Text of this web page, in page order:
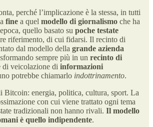
perché l’implicazione è la stessa, in tutti
fine a quel modello di giornalismo che ha
quello basato su poche testate
riferimento, di cui fidarsi. Il recinto di
dal modello della grande azienda
sempre più in un recinto di
di veicolazione di informazioni
potrebbe chiamarlo indottrinamento.
Bitcoin: energia, politica, cultura, sport. La
con cui viene trattato ogni tema
tradizionali non hanno rivali. Il modello
è quello indipendente.